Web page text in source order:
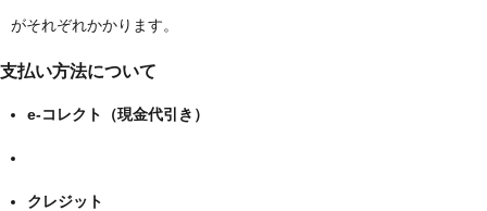
がそれぞれかかります。
支払い方法について
e-コレクト（現金代引き）
クレジット